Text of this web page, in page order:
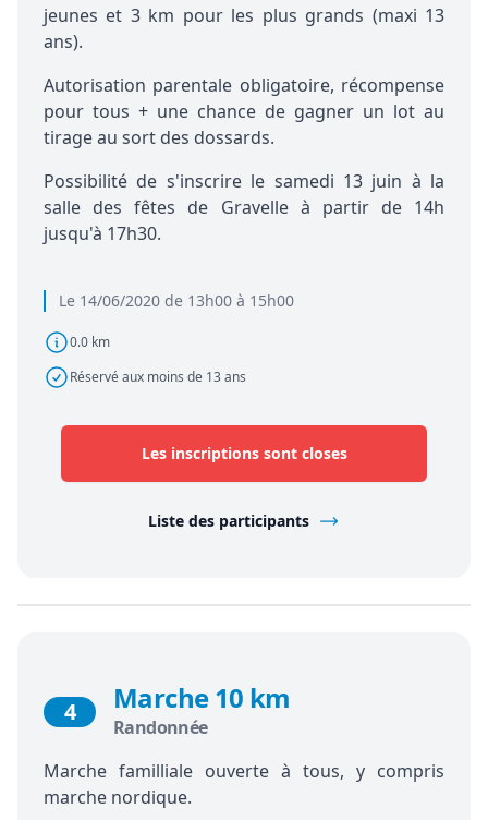
Le 14/06/2020 de 13h00 à 15h00
0.0 km
Réservé aux moins de 13 ans
jeunes et 3 km pour les plus grands (maxi 13
ans).
Autorisation parentale obligatoire, récompense
pour tous + une chance de gagner un lot au
tirage au sort des dossards.
Possibilité de s'inscrire le samedi 13 juin à la
salle des fêtes de Gravelle à partir de 14h
jusqu'à 17h30.
Les inscriptions sont closes
Liste des participants
4 Marche 10 km
Randonnée
Marche familliale ouverte à tous, y compris
marche nordique.